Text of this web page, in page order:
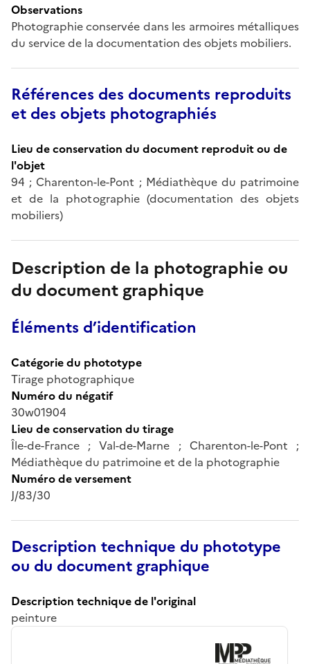
Observations
Photographie conservée dans les armoires métalliques
du service de la documentation des objets mobiliers.
Références des documents reproduits
et des objets photographiés
Lieu de conservation du document reproduit ou de
l'objet
94 ; Charenton-le-Pont ; Médiathèque du patrimoine
et de la photographie (documentation des objets
mobiliers)
Description de la photographie ou
du document graphique
Éléments d’identification
Catégorie du phototype
Tirage photographique
Numéro du négatif
30w01904
Lieu de conservation du tirage
Île-de-France ; Val-de-Marne ; Charenton-le-Pont ;
Médiathèque du patrimoine et de la photographie
Numéro de versement
J/83/30
Description technique du phototype
ou du document graphique
Description technique de l'original
peinture